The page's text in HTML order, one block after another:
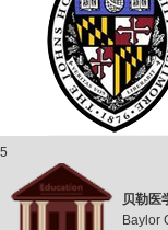
5
贝勒医
Baylor